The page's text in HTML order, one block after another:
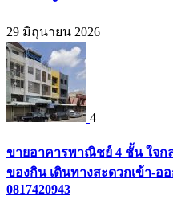
29 มิถุนายน 2026
4
ขายอาคารพาณิชย์ 4 ชั้น ใจก
ของกิน เดินทางสะดวกเข้า-อ
0817420943